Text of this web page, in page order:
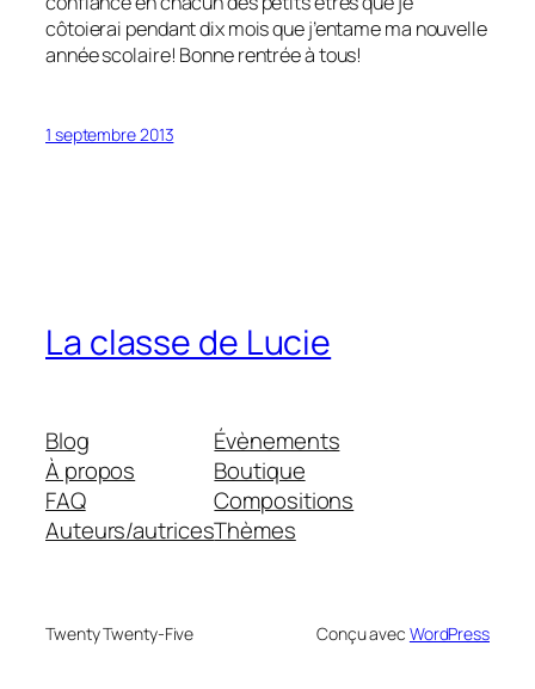
côtoierai pendant dix mois que j’entame ma nouvelle
année scolaire! Bonne rentrée à tous!
1 septembre 2013
La classe de Lucie
Blog
À propos
FAQ
Auteurs/autrices
Évènements
Boutique
Compositions
Thèmes
Twenty Twenty-Five Conçu avec WordPress